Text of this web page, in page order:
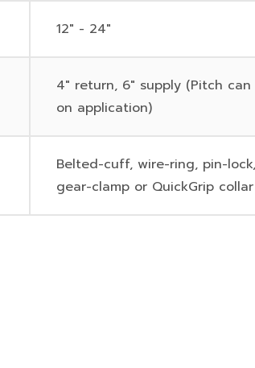
12" - 24"
4" return, 6" supply (Pitch can
on application)
Belted-cuff, wire-ring, pin-lock,
gear-clamp or QuickGrip collar